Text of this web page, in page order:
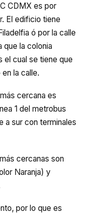
CDMX es por
El edificio tiene
ó por la calle
la colonia
el cual se tiene que
la calle.
cercana es
1 del metrobus
a sur con terminales
cercanas son
Naranja) y
por lo que es